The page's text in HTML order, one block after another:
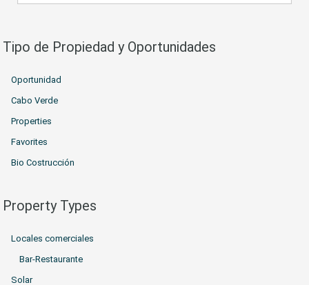
Tipo de Propiedad y Oportunidades
Oportunidad
Cabo Verde
Properties
Favorites
Bio Costrucción
Property Types
Locales comerciales
Bar-Restaurante
Solar